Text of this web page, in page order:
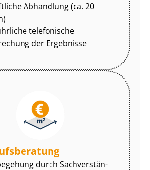
Abhandlung (ca. 20
telefonische
der Ergebnisse
durch Sach­ver­stän­